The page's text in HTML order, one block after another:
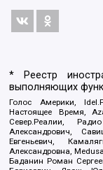
* Реестр
выполняющих
Голос Америки,
Настоящее Время,
Север.Реалии,
Александрович,
Евгеньевич,
Александровна,
Баданин Роман